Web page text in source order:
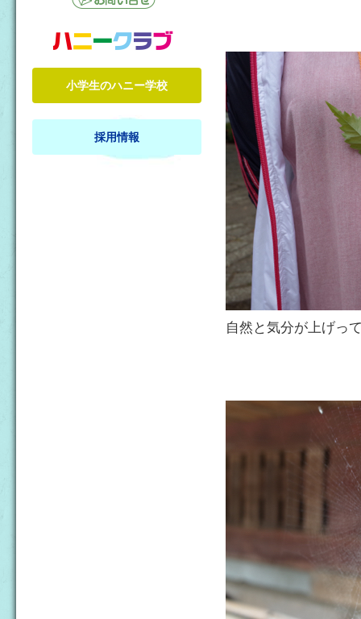
小学生のハニー学校
採用情報
自然と気分が上げっ